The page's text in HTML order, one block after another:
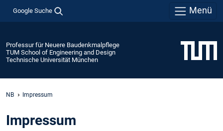
Google Suche Menü
Professur für Neuere Baudenkmalpflege
TUM School of Engineering and Design
Technische Universität München
NB Impressum
Impressum